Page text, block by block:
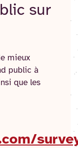
sur
mieux
public à
que les